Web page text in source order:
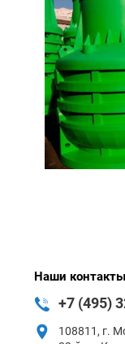
Наши
+7 (495)
108811, г.